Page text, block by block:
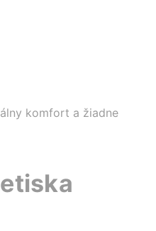
komfort a žiadne